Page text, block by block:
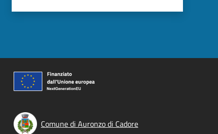
Comune di Auronzo di Cadore